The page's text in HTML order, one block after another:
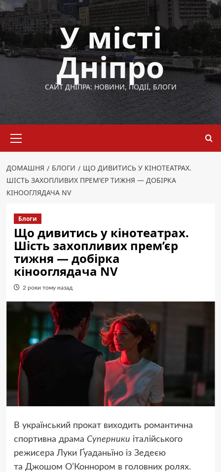
Перейти
до
вмісту
У місті
Дніпро
САЙТ ДНІПРА: НОВИНИ, ПОДІЇ, БЛОГИ
меню
ДОМАШНЯ БЛОГИ
ЩО ДИВИТИСЬ У КІНОТЕАТРАХ.
ШІСТЬ ЗАХОПЛИВИХ ПРЕМ’ЄР ТИЖНЯ — ДОБІРКА
КІНООГЛЯДАЧА NV
Блоги
Що дивитись у кінотеатрах.
Шість захопливих прем’єр
тижня — добірка
кінооглядача NV
2 роки тому назад
В український прокат виходить романтична
спортивна драма Суперники італійського
режисера Луки Ґуаданьїно із Зедеєю
та Джошом О’Коннором в головних ролях.